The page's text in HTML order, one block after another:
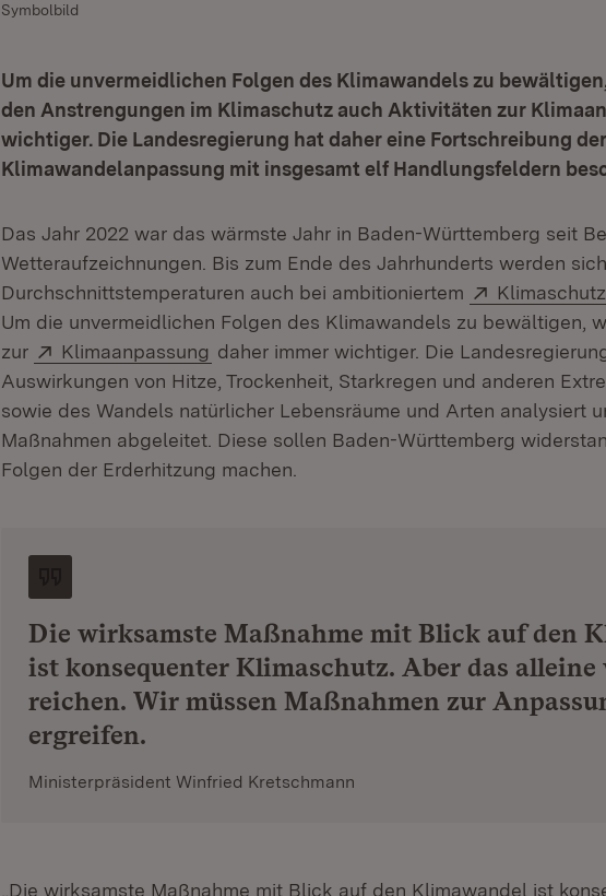
Symbolbild
Um die unvermeidlichen Folgen des Klimawandels zu
den Anstrengungen im Klimaschutz auch Aktivitäten zur
wichtiger. Die Landesregierung hat daher eine Fortschreibung
Klimawandelanpassung mit insgesamt elf Handlungsfeldern
Das Jahr 2022 war das wärmste Jahr in Baden-Württemberg seit
Wetteraufzeichnungen. Bis zum Ende des Jahrhunderts werden
Durchschnittstemperaturen auch bei ambitioniertem
Extern:
Klimaschutz
Um die unvermeidlichen Folgen des Klimawandels zu bewältigen,
zur
Extern:
Klimaanpassung (Öffnet in neuem Fenster)
daher immer wichtiger. Die
Auswirkungen von Hitze, Trockenheit, Starkregen und anderen
sowie des Wandels natürlicher Lebensräume und Arten analysiert
Maßnahmen abgeleitet. Diese sollen Baden-Württemberg
Folgen der Erderhitzung machen.
Die wirksamste Maßnahme mit Blick auf den
ist konsequenter Klimaschutz. Aber das
reichen. Wir müssen Maßnahmen zur
ergreifen.
Ministerpräsident Winfried Kretschmann
„Die wirksamste Maßnahme mit Blick auf den Klimawandel ist